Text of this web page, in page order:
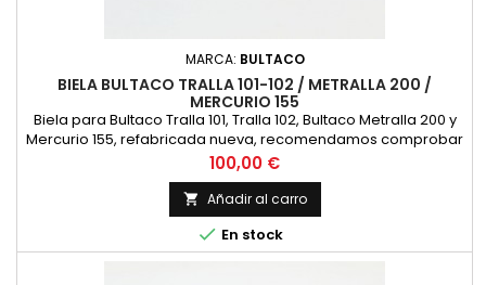
MARCA: BULTACO
BIELA BULTACO TRALLA 101-102 / METRALLA 200 /
MERCURIO 155
Biela para Bultaco Tralla 101, Tralla 102, Bultaco Metralla 200 y
Mercurio 155, refabricada nueva, recomendamos comprobar
las siguientes dimensiones con la biela existente. Diametro
superior 20 mm. Diametro interior 26 mm. Distancia entre
centros 116 mm. Bulon de 18 mm. de diametro en sus
extremos, 20 en el centro y 48 mm. de longitud. Anchura...
Precio
100,00 €
 Añadir al carro
 En stock